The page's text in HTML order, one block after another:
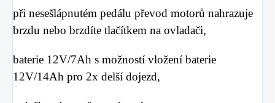
při nesešlápnutém pedálu převod motorů nahrazuje
brzdu nebo brzdíte tlačítkem na ovladači,
baterie 12V/7Ah s možností vložení baterie
12V/14Ah pro 2x delší dojezd,